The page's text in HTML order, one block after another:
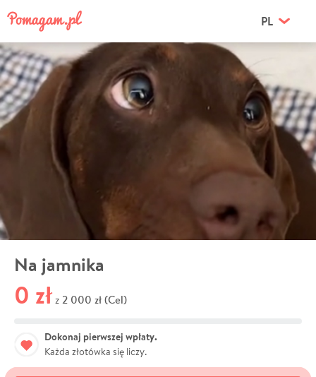
PL
Na jamnika
0 zł z 2 000 zł (Cel)
Dokonaj pierwszej wpłaty.
Każda złotówka się liczy.